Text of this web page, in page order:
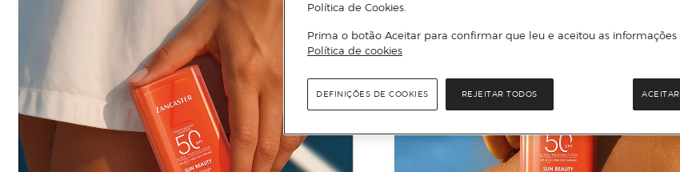
Política de Cookies.
Prima o botão Aceitar para confirmar que leu e aceitou as informações
Política de cookies
REJEITAR TODOS
DEFINIÇÕES DE COOKIES